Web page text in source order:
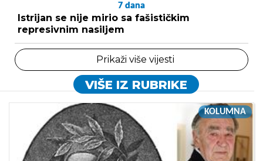
7 dana
Istrijan se nije mirio sa fašističkim
represivnim nasiljem
Prikaži više vijesti
VIŠE IZ RUBRIKE
KOLUMNA